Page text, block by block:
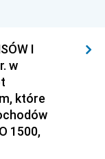
I
w
które
1500,